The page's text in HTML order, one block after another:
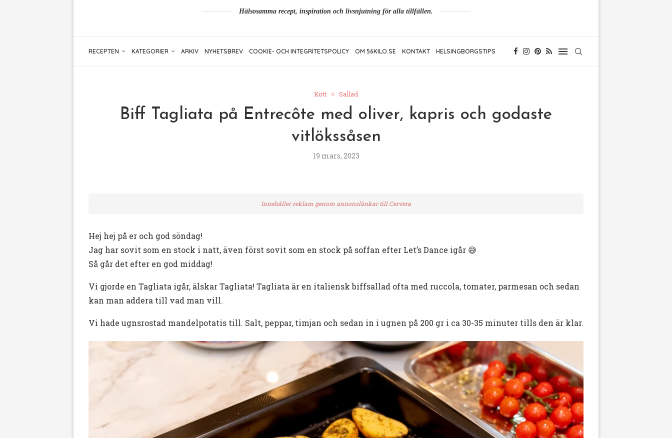
Hälsosamma recept, inspiration och livsnjutning för alla tillfällen.
RECEPTEN KATEGORIER ARKIV NYHETSBREV COOKIE- OCH INTEGRITETSPOLICY OM 56KILO.SE KONTAKT HELSINGBORGSTIPS
Kött Sallad
Biff Tagliata på Entrecôte med oliver, kapris och godaste
vitlökssåsen
19 mars, 2023
Innehåller reklam genom annonslänkar till Cervera
Hej hej på er och god söndag!
Jag har sovit som en stock i natt, även först sovit som en stock på soffan efter Let’s Dance igår 😅
Så går det efter en god middag!
Vi gjorde en Tagliata igår, älskar Tagliata! Tagliata är en italiensk biffsallad ofta med ruccola, tomater, parmesan och sedan
kan man addera till vad man vill.
Vi hade ugnsrostad mandelpotatis till. Salt, peppar, timjan och sedan in i ugnen på 200 gr i ca 30-35 minuter tills den är klar.